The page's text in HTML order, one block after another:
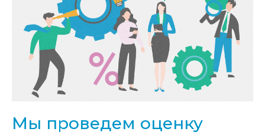
Мы проведем оценку